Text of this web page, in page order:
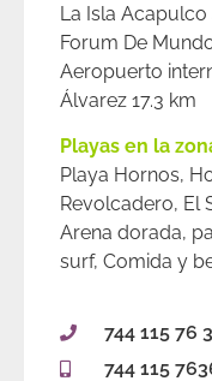
La Isla Acapulco
Forum De
Aeropuerto
Álvarez 17.3 km
Playas en la
Playa Hornos,
Revolcadero, El
Arena dorada,
surf, Comida y
744 115 76
744 115